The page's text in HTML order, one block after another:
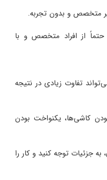
متخصص و بدون تجربه.
حتماً از افراد متخصص و با
تفاوت زیادی در نتیجه
کاشی‌ها، یکنواخت بودن
جزئیات توجه کنید و کار را